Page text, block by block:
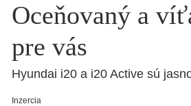
Oceňovaný a
pre vás
Hyundai i20 a i20 Active sú
Inzercia